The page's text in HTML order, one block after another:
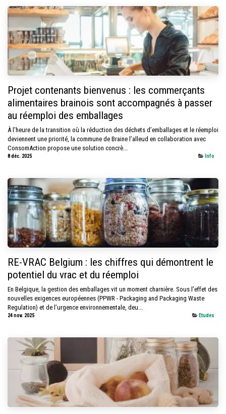
Projet contenants bienvenus : les commerçants
alimentaires brainois sont accompagnés à passer
au réemploi des emballages
À l’heure de la transition où la réduction des déchets d’emballages et le réemploi
deviennent une priorité, la commune de Braine l’alleud en collaboration avec
ConsomAction propose une solution concrè...
8 déc. 2025 Info
RE-VRAC Belgium : les chiffres qui démontrent le
potentiel du vrac et du réemploi
En Belgique, la gestion des emballages vit un moment charnière. Sous l’effet des
nouvelles exigences européennes (PPWR - Packaging and Packaging Waste
Regulation) et de l’urgence environnementale, deu...
24 nov. 2025 Etudes